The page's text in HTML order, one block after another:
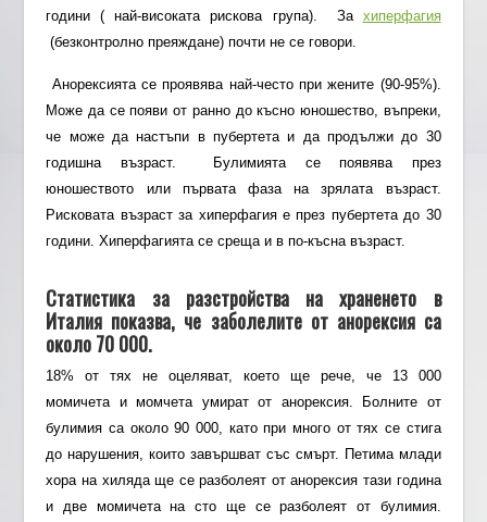
години ( най-високата рискова група). За хиперфагия
(безконтролно преяждане) почти не се говори.
Анорексията се проявява най-често при жените (90-95%).
Може да се появи от ранно до късно юношество, въпреки,
че може да настъпи в пубертета и да продължи до 30
годишна възраст. Булимията се появява през
юношеството или първата фаза на зрялата възраст.
Рисковата възраст за хиперфагия е през пубертета до 30
години. Хиперфагията се среща и в по-късна възраст.
Статистика за разстройства на храненето в
Италия показва, че заболелите от анорексия са
около 70 000.
18% от тях не оцеляват, което ще рече, че 13 000
момичета и момчета умират от анорексия. Болните от
булимия са около 90 000, като при много от тях се стига
до нарушения, които завършват със смърт. Петима млади
хора на хиляда ще се разболеят от анорексия тази година
и две момичета на сто ще се разболеят от булимия.